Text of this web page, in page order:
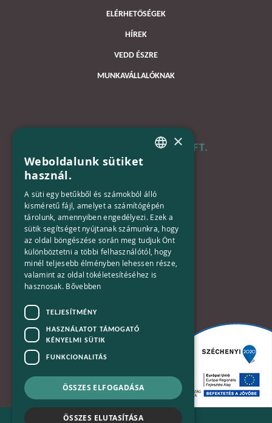
ELÉRHETŐSÉGEK
HÍREK
VEDD ÉSZRE
MUNKAVÁLLALÓKNAK
B+N MAGYARORSZÁG KFT.
Váci út 116-118.
TOWER 1,
15. emelet
Telefon:
+36-30-670-8752
kapcsolat@bplusn.hu
×
Weboldalunk sütiket
használ.
A süti egy betűkből és számokból álló
kisméretű fájl, amelyet a számítógépén
tárolunk, amennyiben engedélyezi. Ezek a
sütik segítséget nyújtanak számunkra, hogy
az oldal böngészése során meg tudjuk Önt
különböztetni a többi felhasználótól, hogy
minél teljesebb élményben lehessen része,
valamint az oldal tökéletesítéséhez is
hasznosak. Bővebben
TELJESÍTMÉNY
HASZNÁLATOT TÁMOGATÓ
KÉNYELMI SÜTIK
FUNKCIONALITÁS
ÖSSZES ELFOGADÁSA
ÖSSZES ELUTASÍTÁSA